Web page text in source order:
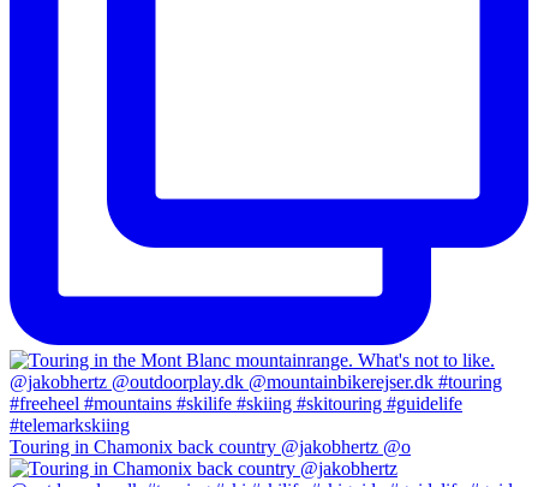
Touring in Chamonix back country @jakobhertz @o